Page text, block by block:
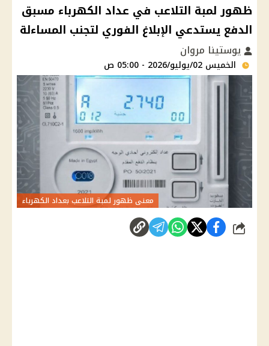
ظهور لمبة التلاعب في عداد الكهرباء مسبق
الدفع يستدعي الإبلاغ الفوري لتجنب المساءلة
يوستينا مروان
الخميس 02/يوليو/2026 - 05:00 ص
معنى ظهور لمبة التلاعب بعداد الكهرباء
شارك